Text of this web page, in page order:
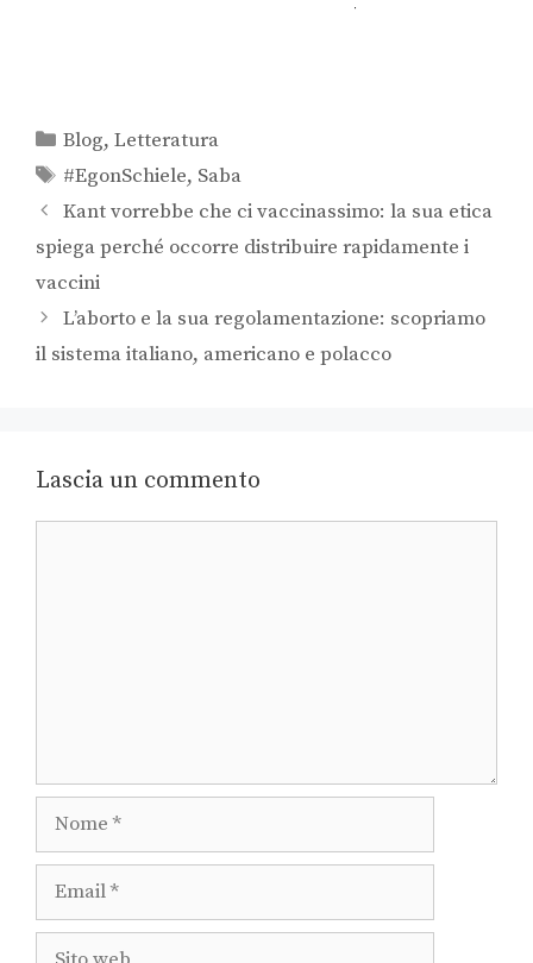
Blog,Letteratura
#EgonSchiele, Saba
Kant vorrebbe che ci vaccinassimo: la sua etica
spiega perché occorre distribuire rapidamente i
vaccini
L’aborto e la sua regolamentazione: scopriamo
il sistema italiano, americano e polacco
Lascia un commento